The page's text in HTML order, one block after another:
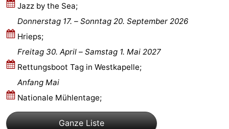
Renesse
-
Brouwershaven
-
Bruinisse
Natur
Oosterschelde
-
Burgh
-
Jazz by the Sea;
Donnerstag 17. – Sonntag 20. September 2026
Hrieps;
Freitag 30. April –
Samstag 1. Mai 2027
Rettungsboot Tag in Westkapelle;
Anfang Mai
Nationale Mühlentage;
Ganze Liste